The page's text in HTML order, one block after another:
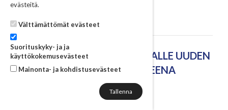
PILOTTI ANTOI HUKKALAUDALLE UUDEN
ELÄMÄN RAKENNUSTUOTTEENA
evästeitä.
Välttämättömät evästeet
Suorituskyky- ja ja
käyttökokemusevästeet
Mainonta- ja kohdistusevästeet